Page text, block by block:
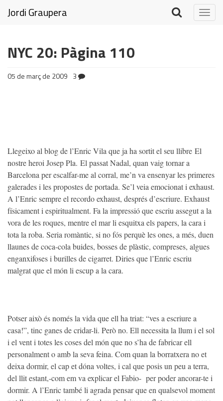
Jordi Graupera
NYC 20: Pàgina 110
05 de març de 2009 3
Llegeixo al blog de l’Enric Vila que ja ha sortit el seu llibre El
nostre heroi Josep Pla. El passat Nadal, quan vaig tornar a
Barcelona per escalfar-me al corral, me’n va ensenyar les primeres
galerades i les propostes de portada. Se’l veia emocionat i exhaust.
A l’Enric sempre el recordo exhaust, després d’escriure. Exhaust
físicament i espiritualment. Fa la impressió que escriu assegut a la
vora de les roques, mentre el mar li esquitxa els papers, la cara i
tota la roba. Seria romàntic, si no fós perquè les ones, a més, duen
llaunes de coca-cola buides, bosses de plàstic, compreses, algues
enganxifoses i burilles de cigarret. Diries que l’Enric escriu
malgrat que el món li escup a la cara.
Potser això és només la vida que ell ha triat: “ves a escriure a
casa!”, tinc ganes de cridar-li. Però no. Ell necessita la llum i el sol
i el vent i totes les coses del món que no s’ha de fabricar ell
personalment o amb la seva feina. Com quan la borratxera no et
deixa dormir, el cap et dóna voltes, i cal que posis un peu a terra,
del llit estant,-com em va explicar el Fabio- per poder ancorar-te i
dormir. A l’Enric també li agrada pensar que en qualsevol moment